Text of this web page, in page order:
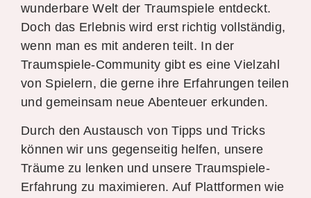
wunderbare Welt der Traumspiele entdeckt.
Doch das Erlebnis wird erst richtig vollständig,
wenn man es mit anderen teilt. In der
Traumspiele-Community gibt es eine Vielzahl
von Spielern, die gerne ihre Erfahrungen teilen
und gemeinsam neue Abenteuer erkunden.
Durch den Austausch von Tipps und Tricks
können wir uns gegenseitig helfen, unsere
Träume zu lenken und unsere Traumspiele-
Erfahrung zu maximieren. Auf Plattformen wie